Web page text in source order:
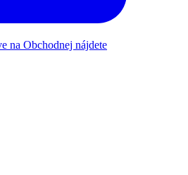
na Obchodnej nájdete